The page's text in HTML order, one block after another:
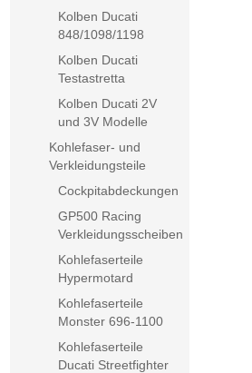
Kolben Ducati
848/1098/1198
Kolben Ducati
Testastretta
Kolben Ducati 2V
und 3V Modelle
Kohlefaser- und
Verkleidungsteile
Cockpitabdeckungen
GP500 Racing
Verkleidungsscheiben
Kohlefaserteile
Hypermotard
Kohlefaserteile
Monster 696-1100
Kohlefaserteile
Ducati Streetfighter